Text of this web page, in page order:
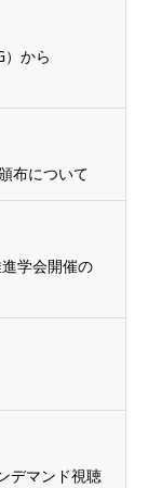
）から
布について
学会開催の
デマンド視聴